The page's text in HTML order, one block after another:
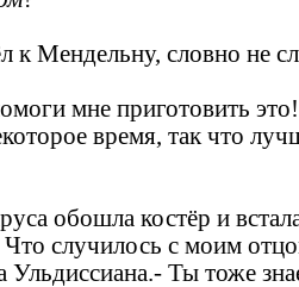
к Мендельну, словно не
мне приготовить
время, так что
обошла костёр и
случилось с моим
Ульдиссиана.- Ты тоже